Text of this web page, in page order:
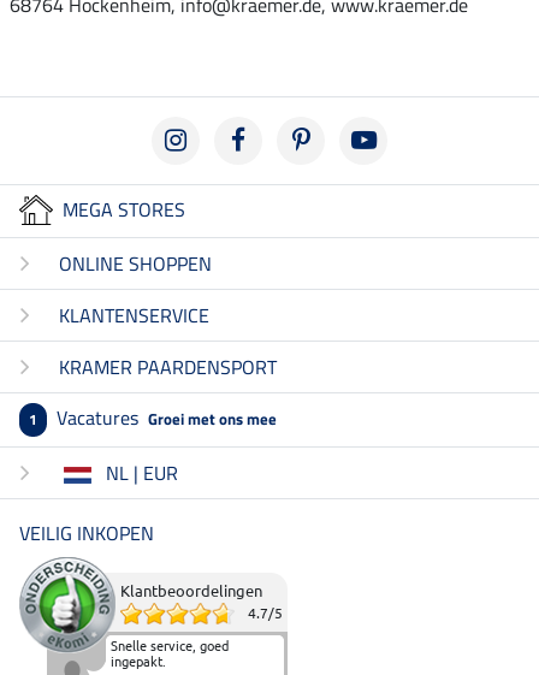
MEGA STORES
ONLINE SHOPPEN
KLANTENSERVICE
KRAMER PAARDENSPORT
1 Vacatures Groei met ons mee
NL | EUR
VEILIG INKOPEN
Klantbeoordelingen
4.7/5
Snelle service, goed
ingepakt.